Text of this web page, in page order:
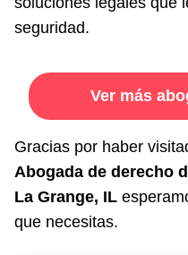
seguridad.
Ver más
Gracias por haber
Abogada de derecho
La Grange, IL
que necesitas.